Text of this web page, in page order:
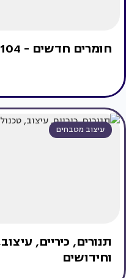
חומרים חדשים - 104
עיצוב מטבחים
תנורים, כיריים,
וחידושים